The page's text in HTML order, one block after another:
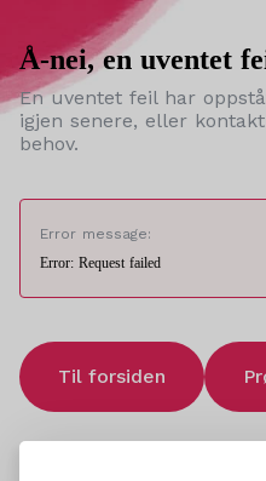
Å-nei, en uventet
En uventet feil har
igjen senere, eller
behov.
Error message:
Error: Request failed
Til forsiden